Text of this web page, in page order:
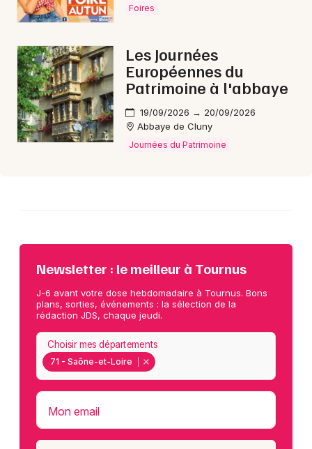
Foires
Les Journées
Européennes du
Patrimoine à l'abbaye
19/09/2026 → 20/09/2026
Abbaye de Cluny
Journées du Patrimoine
Newsletter : le meilleur à Tournus
J-6 avant votre dose hebdomadaire à Tournus. Bons
plans, sorties, événements : la sélection de la
rédaction JDS, chaque jeudi.
71 - Saône-et-Loire
Choisir mes départements
Mon email